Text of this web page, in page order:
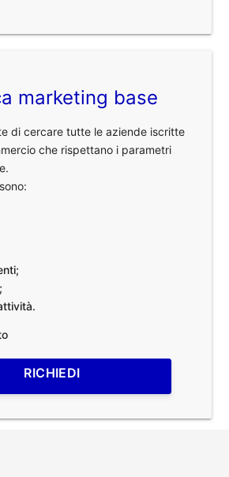
marketing base
di cercare tutte le aziende iscritte
che rispettano i parametri
RICHIEDI